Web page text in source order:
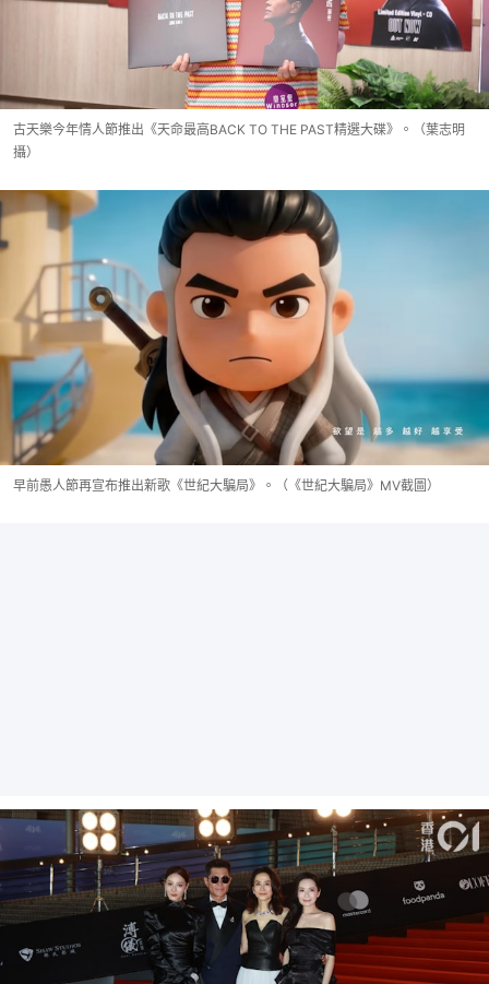
古天樂今年情人節推出《天命最高BACK TO THE PAST精選大碟》。（葉志明
攝）
早前愚人節再宣布推出新歌《世紀大騙局》。（《世紀大騙局》MV截圖）